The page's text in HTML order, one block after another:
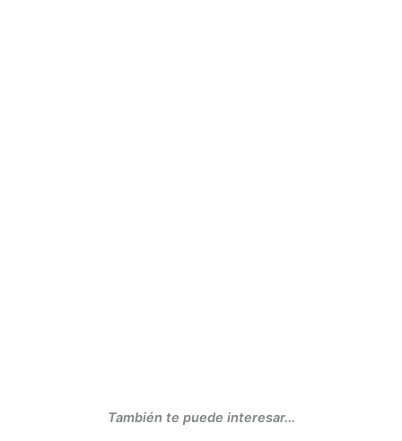
También te puede interesar...